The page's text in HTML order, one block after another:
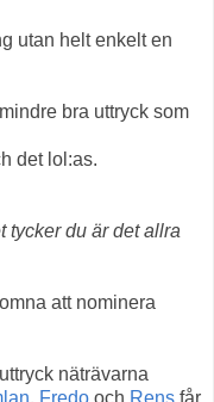
utan helt enkelt en
bra uttryck som
det lol:as.
tycker du är det allra
att nominera
näträvarna
, Fredo och Rens får